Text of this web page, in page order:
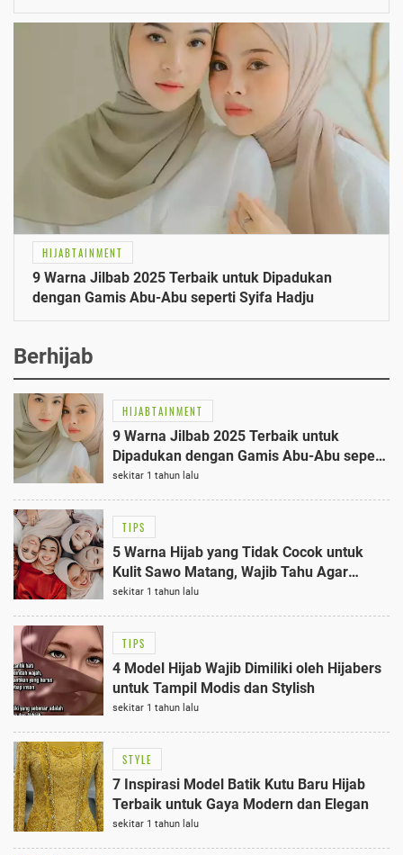
HIJABTAINMENT
9 Warna Jilbab 2025 Terbaik untuk Dipadukan
dengan Gamis Abu-Abu seperti Syifa Hadju
Berhijab
HIJABTAINMENT
9 Warna Jilbab 2025 Terbaik untuk
Dipadukan dengan Gamis Abu-Abu seperti
Syifa Hadju
sekitar 1 tahun lalu
TIPS
5 Warna Hijab yang Tidak Cocok untuk
Kulit Sawo Matang, Wajib Tahu Agar
Tampilan Maksmial
sekitar 1 tahun lalu
TIPS
4 Model Hijab Wajib Dimiliki oleh Hijabers
untuk Tampil Modis dan Stylish
sekitar 1 tahun lalu
STYLE
7 Inspirasi Model Batik Kutu Baru Hijab
Terbaik untuk Gaya Modern dan Elegan
sekitar 1 tahun lalu